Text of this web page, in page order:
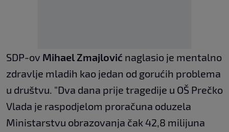
SDP-ov Mihael Zmajlović naglasio je mentalno
zdravlje mladih kao jedan od gorućih problema
u društvu. "Dva dana prije tragedije u OŠ Prečko
Vlada je raspodjelom proračuna oduzela
Ministarstvu obrazovanja čak 42,8 milijuna